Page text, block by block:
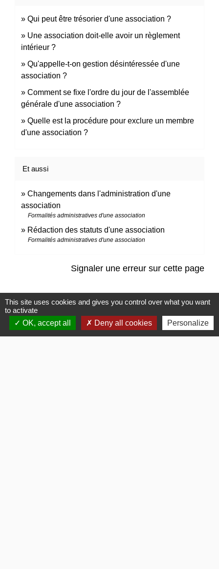
Qui peut être trésorier d'une association ?
Une association doit-elle avoir un règlement
intérieur ?
Qu'appelle-t-on gestion désintéressée d'une
association ?
Comment se fixe l'ordre du jour de l'assemblée
générale d'une association ?
Quelle est la procédure pour exclure un membre
d'une association ?
Et aussi
Changements dans l'administration d'une
association
Formalités administratives d'une association
Rédaction des statuts d'une association
Formalités administratives d'une association
Signaler une erreur sur cette page
Contacts
This site uses cookies and gives you control over what you want
to activate
OK, accept all
Deny all cookies Personalize